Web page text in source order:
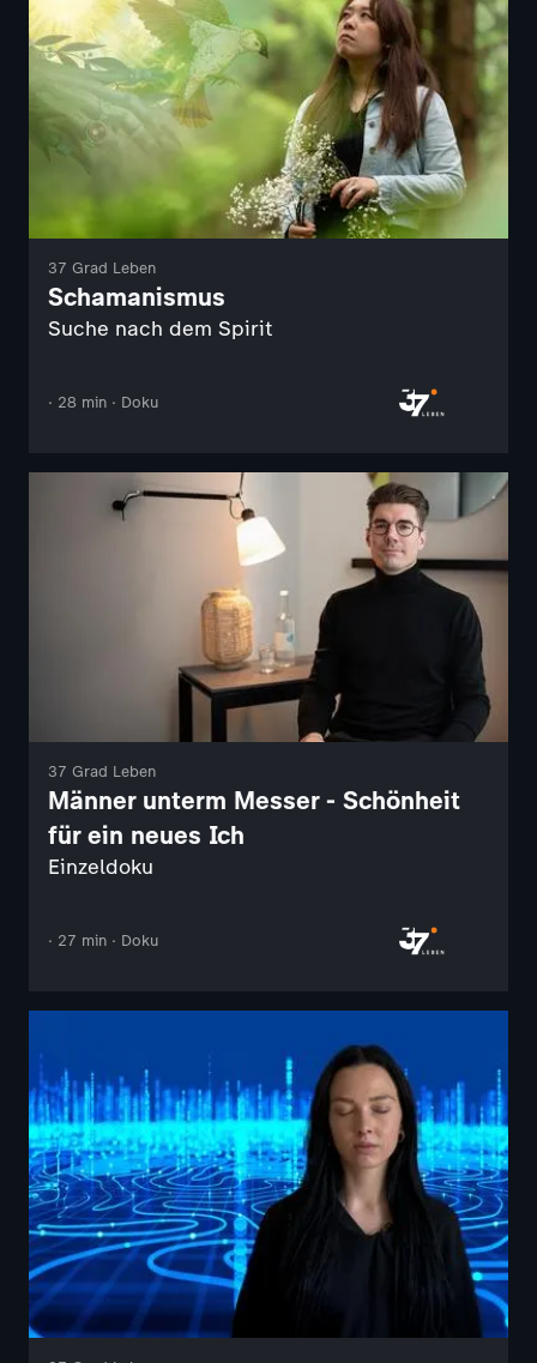
37 Grad Leben
Schamanismus
Suche nach dem Spirit
· 28 min · Doku
37 Grad Leben
Männer unterm Messer - Schönheit
für ein neues Ich
Einzeldoku
· 27 min · Doku